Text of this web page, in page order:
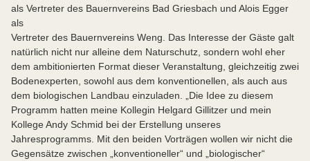
als Vertreter des Bauernvereins Bad Griesbach und Alois Egger
als
Vertreter des Bauernvereins Weng. Das Interesse der Gäste galt
natürlich nicht nur alleine dem Naturschutz, sondern wohl eher
dem ambitionierten Format dieser Veranstaltung, gleichzeitig zwei
Bodenexperten, sowohl aus dem konventionellen, als auch aus
dem biologischen Landbau einzuladen. „Die Idee zu diesem
Programm hatten meine Kollegin Helgard Gillitzer und mein
Kollege Andy Schmid bei der Erstellung unseres
Jahresprogramms. Mit den beiden Vorträgen wollen wir nicht die
Gegensätze zwischen „konventioneller“ und „biologischer“